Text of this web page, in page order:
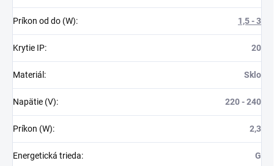
Príkon od do (W): 1,5 - 3
Krytie IP: 20
Materiál : Sklo
Napätie (V): 220 - 240
Príkon (W): 2,3
Energetická trieda: G